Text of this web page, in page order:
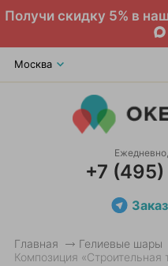
Получи скидку 5% в
Москва
+7
Главная Гелиевые шары
Композиция «Строительная